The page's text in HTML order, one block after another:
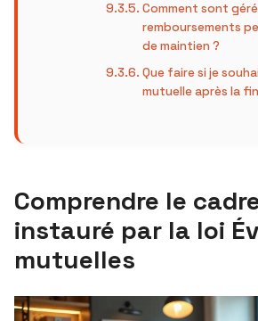
Comment sont
remboursements
de maintien ?
Que faire si je
mutuelle après la
Comprendre le
instauré par la loi
mutuelles